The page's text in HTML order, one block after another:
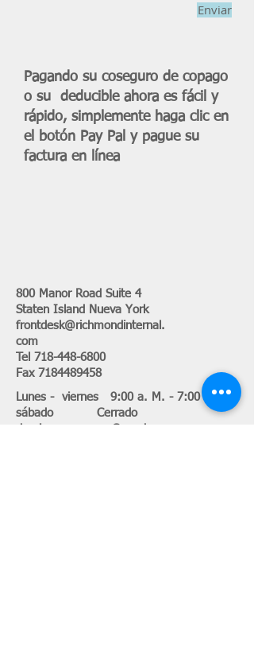
Enviar
Pagando su coseguro de copago
o su deducible ahora es fácil y
rápido, simplemente haga clic en
el botón Pay Pal y pague su
factura en línea
800 Manor Road Suite 4
Staten Island Nueva York
frontdesk@richmondinternal.
com
Tel 718-448-6800
Fax 7184489458
Lunes - viernes 9:00 a. M. - 7:00 p. M.
sábado Cerrado